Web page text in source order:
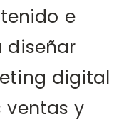
e
diseñar
digital
ventas y